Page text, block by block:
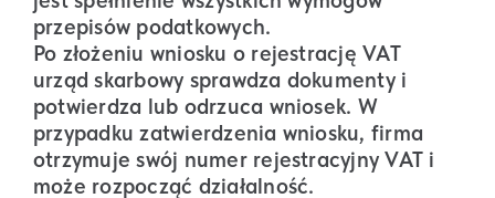
przepisów podatkowych.
Po złożeniu wniosku o rejestrację VAT
urząd skarbowy sprawdza dokumenty i
potwierdza lub odrzuca wniosek. W
przypadku zatwierdzenia wniosku, firma
otrzymuje swój numer rejestracyjny VAT i
może rozpocząć działalność.